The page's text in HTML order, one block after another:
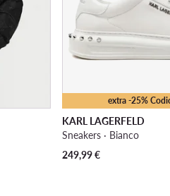
extra -25%
KARL LAGERFELD
Sneakers · Bianco
249,99€